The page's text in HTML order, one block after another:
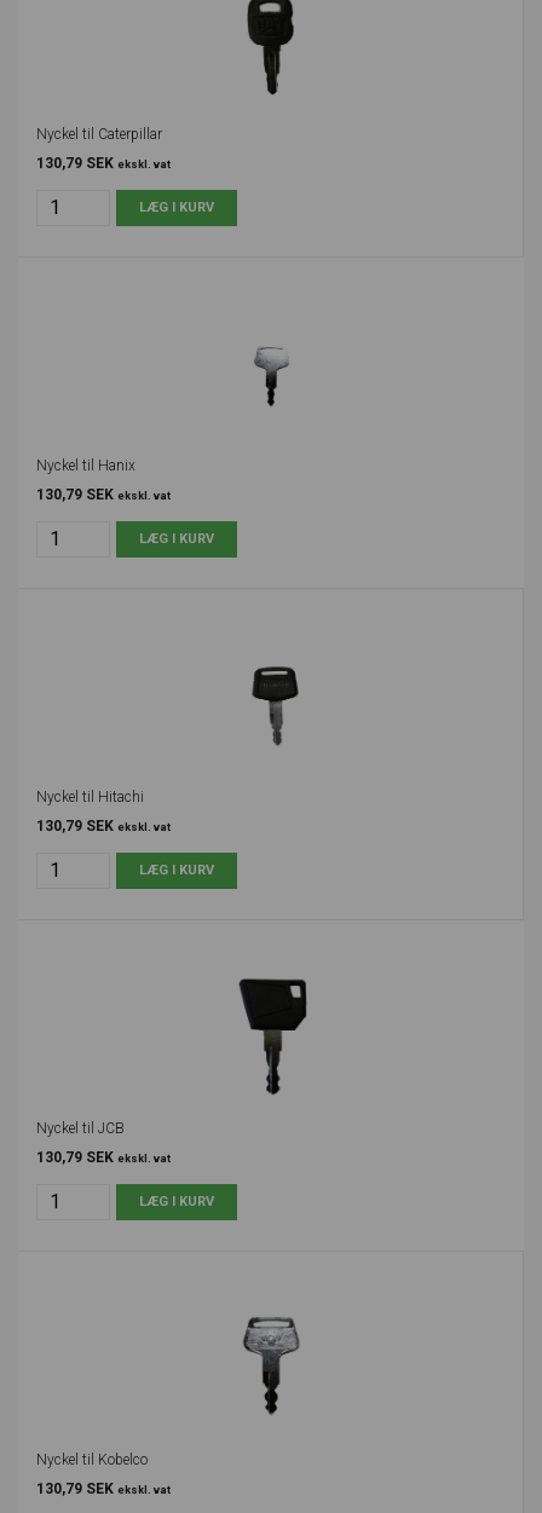
Nyckel til Caterpillar
130,79 SEK ekskl. vat
Nyckel til Hanix
130,79 SEK ekskl. vat
Nyckel til Hitachi
130,79 SEK ekskl. vat
Nyckel til JCB
130,79 SEK ekskl. vat
Nyckel til Kobelco
130,79 SEK ekskl. vat